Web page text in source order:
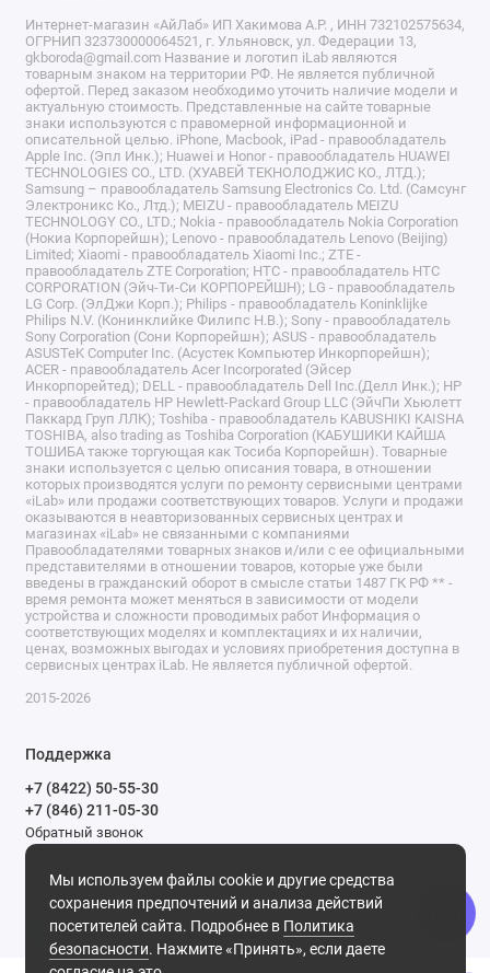
Мы используем файлы cookie и другие средства
сохранения предпочтений и анализа действий
посетителей сайта. Подробнее в Политика
безопасности. Нажмите «Принять», если даете
Интернет-магазин «АйЛаб» ИП Хакимова А.Р. , ИНН 732102575634,
ОГРНИП 323730000064521, г. Ульяновск, ул. Федерации 13,
gkboroda@gmail.com Название и логотип iLab являются
товарным знаком на территории РФ. Не является публичной
офертой. Перед заказом необходимо уточить наличие модели и
актуальную стоимость. Представленные на сайте товарные
знаки используются с правомерной информационной и
описательной целью. iPhone, Macbook, iPad - правообладатель
Apple Inc. (Эпл Инк.); Huawei и Honor - правообладатель HUAWEI
TECHNOLOGIES CO., LTD. (ХУАВЕЙ ТЕКНОЛОДЖИС КО., ЛТД.);
Samsung – правообладатель Samsung Electronics Co. Ltd. (Самсунг
Электроникс Ко., Лтд.); MEIZU - правообладатель MEIZU
TECHNOLOGY CO., LTD.; Nokia - правообладатель Nokia Corporation
(Нокиа Корпорейшн); Lenovo - правообладатель Lenovo (Beijing)
Limited; Xiaomi - правообладатель Xiaomi Inc.; ZTE -
правообладатель ZTE Corporation; HTC - правообладатель HTC
CORPORATION (Эйч-Ти-Си КОРПОРЕЙШН); LG - правообладатель
LG Corp. (ЭлДжи Корп.); Philips - правообладатель Koninklijke
Philips N.V. (Конинклийке Филипс Н.В.); Sony - правообладатель
Sony Corporation (Сони Корпорейшн); ASUS - правообладатель
ASUSTeK Computer Inc. (Асустек Компьютер Инкорпорейшн);
ACER - правообладатель Acer Incorporated (Эйсер
Инкорпорейтед); DELL - правообладатель Dell Inc.(Делл Инк.); HP
- правообладатель HP Hewlett-Packard Group LLC (ЭйчПи Хьюлетт
Паккард Груп ЛЛК); Toshiba - правообладатель KABUSHIKI KAISHA
TOSHIBA, also trading as Toshiba Corporation (КАБУШИКИ КАЙША
ТОШИБА также торгующая как Тосиба Корпорейшн). Товарные
знаки используется с целью описания товара, в отношении
которых производятся услуги по ремонту сервисными центрами
«iLab» или продажи соответствующих товаров. Услуги и продажи
оказываются в неавторизованных сервисных центрах и
магазинах «iLab» не связанными с компаниями
Правообладателями товарных знаков и/или с ее официальными
представителями в отношении товаров, которые уже были
введены в гражданский оборот в смысле статьи 1487 ГК РФ ** -
время ремонта может меняться в зависимости от модели
устройства и сложности проводимых работ Информация о
соответствующих моделях и комплектациях и их наличии,
ценах, возможных выгодах и условиях приобретения доступна в
сервисных центрах iLab. Не является публичной офертой.
2015-2026
Поддержка
+7 (8422) 50-55-30
+7 (846) 211-05-30
Обратный звонок
Мы в сети